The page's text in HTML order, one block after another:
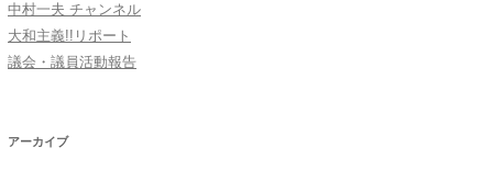
中村一夫 チャンネル
大和主義!!リポート
議会・議員活動報告
アーカイブ